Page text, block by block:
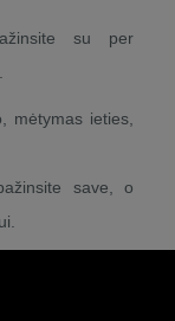
su per
mėtymas ieties,
save, o